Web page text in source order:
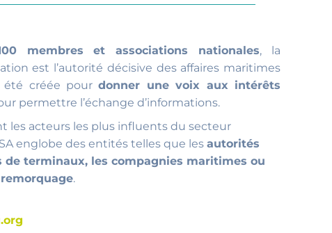
membres et associations nationales, la
est l’autorité décisive des affaires maritimes
été créée pourdonner une voix aux intérêts
permettre l’échange d’informations.
les acteurs les plus influents du secteur
englobe des entités telles que les autorités
terminaux, les compagnies maritimes ou
.